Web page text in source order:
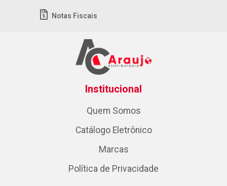
Notas Fiscais
Institucional
Quem Somos
Catálogo Eletrônico
Marcas
Política de Privacidade